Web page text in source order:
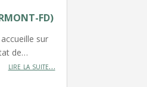
FD)
sur
de…
lire la suite…